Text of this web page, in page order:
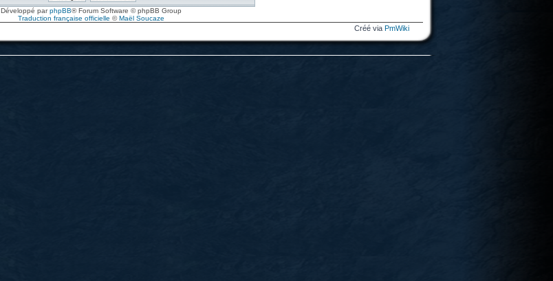
Développé parphpBB® Forum Software © phpBB Group
Traduction française officielle ©Maël Soucaze
Créé via PmWiki